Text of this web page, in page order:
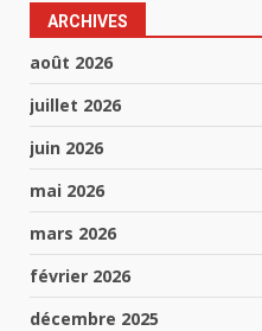
ARCHIVES
août 2026
juillet 2026
juin 2026
mai 2026
mars 2026
février 2026
décembre 2025